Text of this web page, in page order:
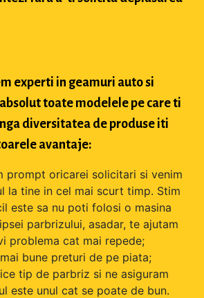
experti in geamuri auto si
toate modelele pe care ti
diversitatea de produse iti
avantaje:
prompt oricarei solicitari si venim
la tine in cel mai scurt timp. Stim
este sa nu poti folosi o masina
parbrizului, asadar, te ajutam
problema cat mai repede;
bune preturi de pe piata;
tip de parbriz si ne asiguram
este unul cat se poate de bun.